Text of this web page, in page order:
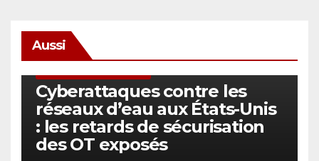
Aussi
Cyberattaques contre les
réseaux d’eau aux États-Unis
: les retards de sécurisation
des OT exposés